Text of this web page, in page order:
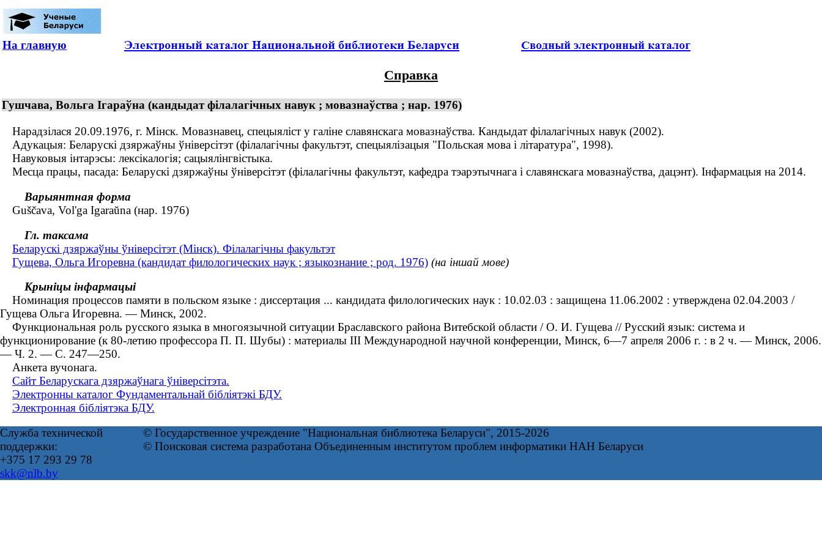
На главную
Справка
Гушчава, Вольга Ігараўна (кандыдат філалагічных навук ; мовазнаўства ; нар. 1976)
Нарадзілася 20.09.1976, г. Мінск. Мовазнавец, спецыяліст у галіне славянскага мовазнаўства. Кандыдат філалагічных навук (2002).
Адукацыя: Беларускі дзяржаўны ўніверсітэт (філалагічны факультэт, спецыялізацыя "Польская мова і літаратура", 1998).
Навуковыя інтарэсы: лексікалогія; сацыялінгвістыка.
Месца працы, пасада: Беларускі дзяржаўны ўніверсітэт (філалагічны факультэт, кафедра тэарэтычнага і славянскага мовазнаўства, дацэнт). Інфармацыя на 2014.
Варыянтная форма
Guščava, Vol'ga Igaraŭna (нар. 1976)
Гл. таксама
Беларускі дзяржаўны ўніверсітэт (Мінск). Філалагічны факультэт
Гущева, Ольга Игоревна (кандидат филологических наук ; языкознание ; род. 1976) (на іншай мове)
Крыніцы інфармацыі
Номинация процессов памяти в польском языке : диссертация ... кандидата филологических наук : 10.02.03 : защищена 11.06.2002 : утверждена 02.04.2003 /
Гущева Ольга Игоревна. — Минск, 2002.
Функциональная роль русского языка в многоязычной ситуации Браславского района Витебской области / О. И. Гущева // Русский язык: система и
функционирование (к 80-летию профессора П. П. Шубы) : материалы III Международной научной конференции, Минск, 6—7 апреля 2006 г. : в 2 ч. — Минск, 2006.
— Ч. 2. — С. 247—250.
Анкета вучонага.
Сайт Беларускага дзяржаўнага ўніверсітэта.
Электронны каталог Фундаментальнай бібліятэкі БДУ.
Электронная бібліятэка БДУ.
Служба технической
поддержки:
+375 17 293 29 78
skk@nlb.by
© Государственное учреждение "Национальная библиотека Беларуси", 2015-2026
© Поисковая система разработана Объединенным институтом проблем информатики НАН Беларуси